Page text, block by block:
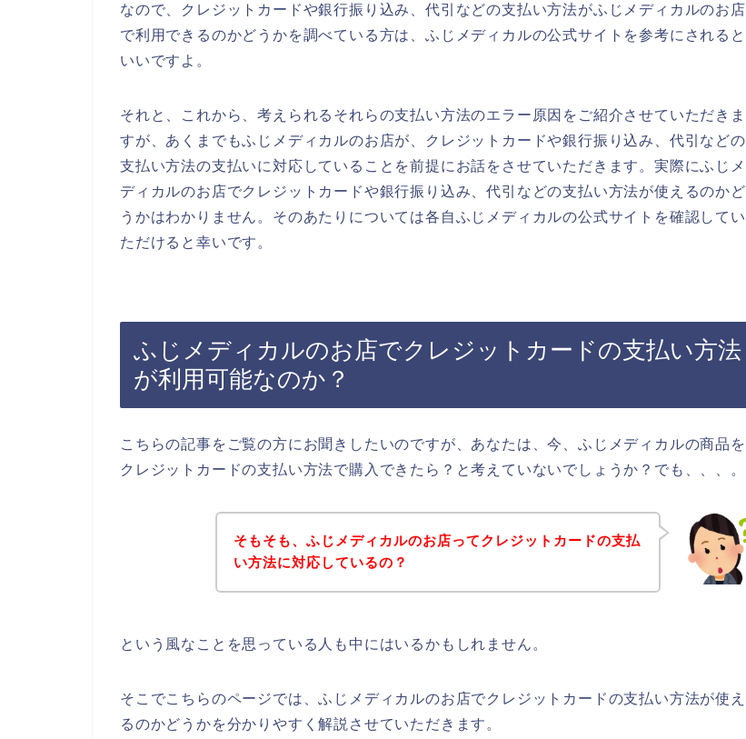
なので、クレジットカードや銀行振り込み、代引などの支払い方法がふじメディカルのお店
で利用できるのかどうかを調べている方は、ふじメディカルの公式サイトを参考にされると
いいですよ。
それと、これから、考えられるそれらの支払い方法のエラー原因をご紹介させていただきま
すが、あくまでもふじメディカルのお店が、クレジットカードや銀行振り込み、代引などの
支払い方法の支払いに対応していることを前提にお話をさせていただきます。実際にふじメ
ディカルのお店でクレジットカードや銀行振り込み、代引などの支払い方法が使えるのかど
うかはわかりません。そのあたりについては各自ふじメディカルの公式サイトを確認してい
ただけると幸いです。
ふじメディカルのお店でクレジットカードの支払い方法
が利用可能なのか？
こちらの記事をご覧の方にお聞きしたいのですが、あなたは、今、ふじメディカルの商品を
クレジットカードの支払い方法で購入できたら？と考えていないでしょうか？でも、、、。
そもそも、ふじメディカルのお店ってクレジットカードの支払
い方法に対応しているの？
という風なことを思っている人も中にはいるかもしれません。
そこでこちらのページでは、ふじメディカルのお店でクレジットカードの支払い方法が使え
るのかどうかを分かりやすく解説させていただきます。